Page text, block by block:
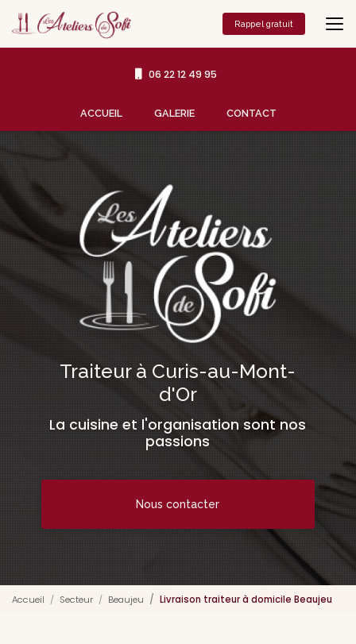
contenu
principal
06 22 12 49 95
ACCUEIL GALERIE CONTACT
Rappel gratuit
Traiteur à Curis-au-Mont-
d'Or
La cuisine et l'organisation sont nos
passions
Nous contacter
Accueil Secteur Beaujeu Livraison traiteur à domicile Beaujeu